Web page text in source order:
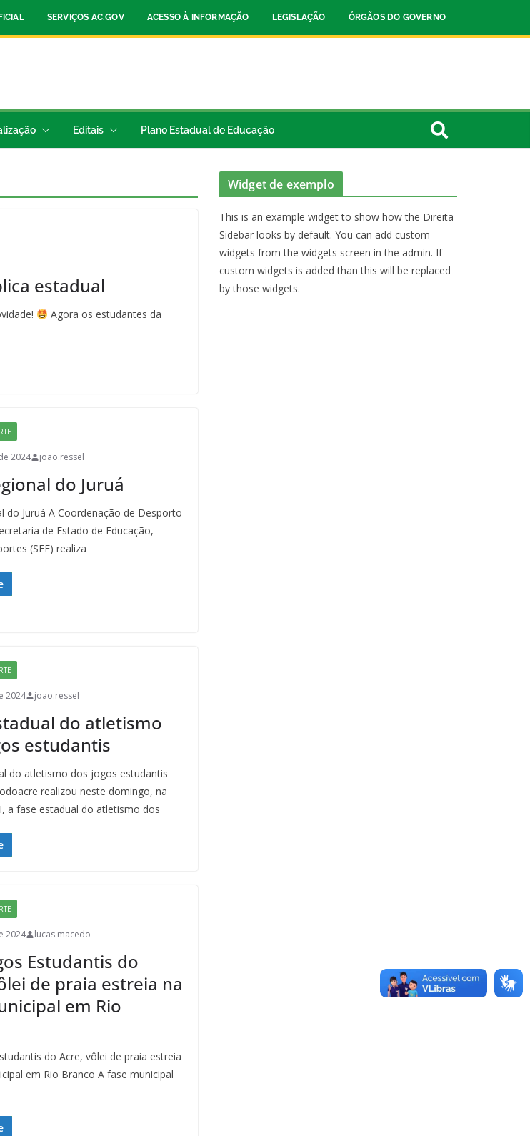
SERVIÇOS AC.GOV ACESSO À INFORMAÇÃO LEGISLAÇÃO ÓRGÃOS DO GOVERNO
Editais Plano Estadual de Educação
estadual
Agora os estudantes da
2024 joao.ressel
do Juruá
do Juruá A Coordenação de Desporto
de Estado de Educação,
(SEE) realiza
2024 joao.ressel
do atletismo
estudantis
do atletismo dos jogos estudantis
realizou neste domingo, na
a fase estadual do atletismo dos
2024 lucas.macedo
Estudantis do
de praia estreia na
em Rio
do Acre, vôlei de praia estreia
em Rio Branco A fase municipal
Widget de exemplo
This is an example widget to show how the Direita
Sidebar looks by default. You can add custom
widgets from the widgets screen in the admin. If
custom widgets is added than this will be replaced
by those widgets.